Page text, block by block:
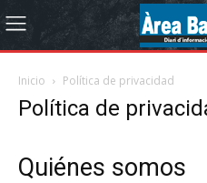
Inicio Política de privacidad
Política de
Quiénes somos